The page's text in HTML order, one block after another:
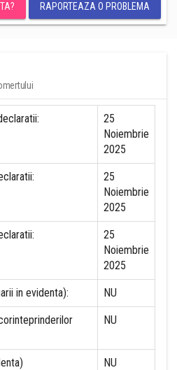
RAPORTEAZA O PROBLEMA
25
Noiembrie
2025
25
Noiembrie
2025
25
Noiembrie
2025
in evidenta): NU
NU
NU